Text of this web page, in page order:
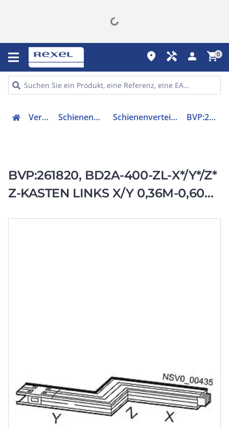
place handyman person shopping_cart0
Verteiler Schienenverteiler Schienenverteilereinheit BVP:261820
BVP:261820, BD2A-400-ZL-X*/Y*/Z*
Z-KASTEN LINKS X/Y 0,36M-0,60M,